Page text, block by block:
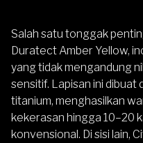
Salah satu tonggak
Duratect Amber Yellow,
yang tidak mengandung
sensitif. Lapisan ini dibuat
titanium, menghasilkan
kekerasan hingga 10–20
konvensional. Di sisi lain,